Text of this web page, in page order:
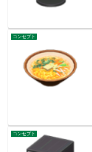
コンセプト
コンセプト